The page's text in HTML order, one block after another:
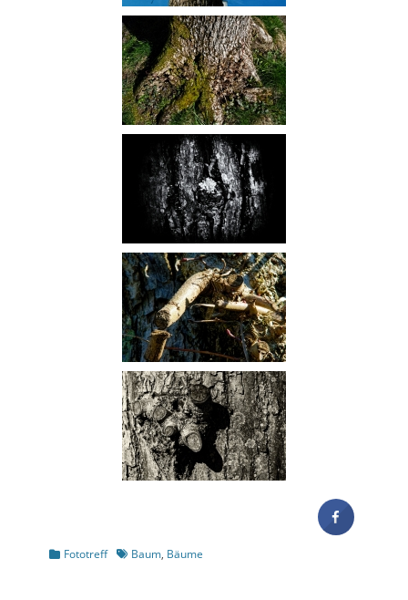
Kategorien
Fototreff Schlagworte
Baum, Bäume